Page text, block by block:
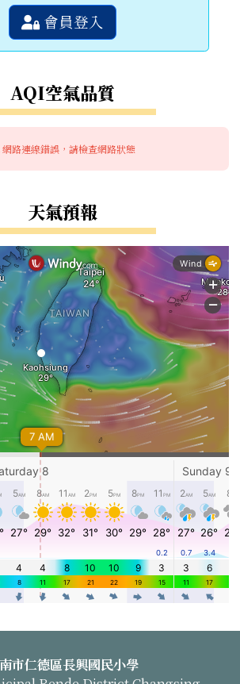
會員登入
AQI空氣品質
路連線錯誤，請檢查網路狀態
天氣預報
市仁德區長興國民小學